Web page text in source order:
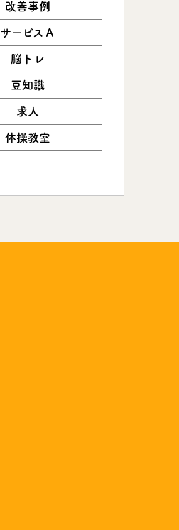
改善事例
サービスＡ
脳トレ
豆知識
求人
体操教室